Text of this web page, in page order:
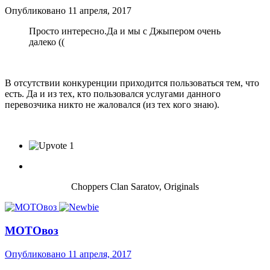
Опубликовано 11 апреля, 2017
Просто интересно.Да и мы с Джыпером очень
далеко ((
В отсутствии конкуренции приходится пользоваться тем, что
есть. Да и из тех, кто пользовался услугами данного
перевозчика никто не жаловался (из тех кого знаю).
1
Choppers Clan Saratov, Originals
МОТОвоз
Опубликовано 11 апреля, 2017